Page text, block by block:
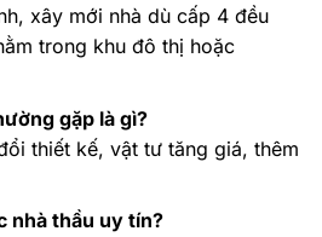
xây mới nhà dù cấp 4 đều
trong khu đô thị hoặc
gặp là gì?
thiết kế, vật tư tăng giá, thêm
nhà thầu uy tín?